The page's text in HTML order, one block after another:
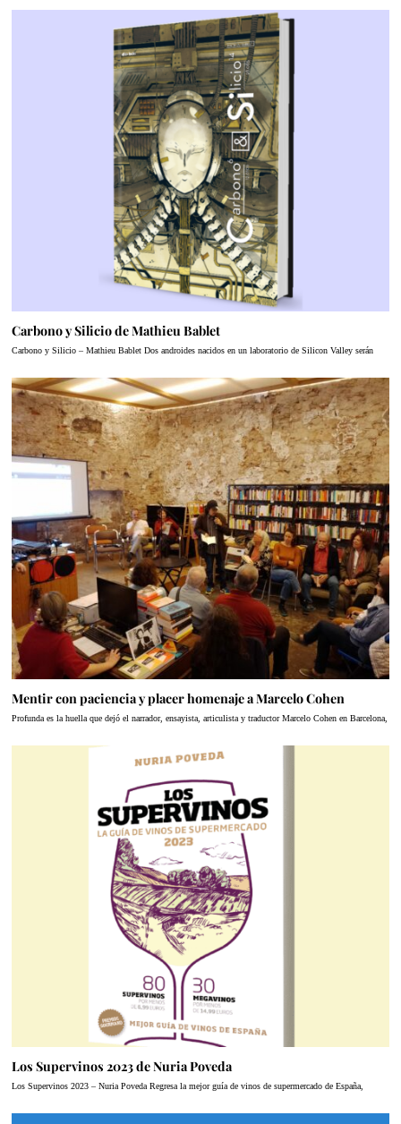
Carbono y Silicio de Mathieu Bablet
Carbono y Silicio – Mathieu Bablet Dos androides nacidos en un laboratorio de Silicon Valley serán
Mentir con paciencia y placer homenaje a Marcelo Cohen
Profunda es la huella que dejó el narrador, ensayista, articulista y traductor Marcelo Cohen en Barcelona,
Los Supervinos 2023 de Nuria Poveda
Los Supervinos 2023 – Nuria Poveda Regresa la mejor guía de vinos de supermercado de España,